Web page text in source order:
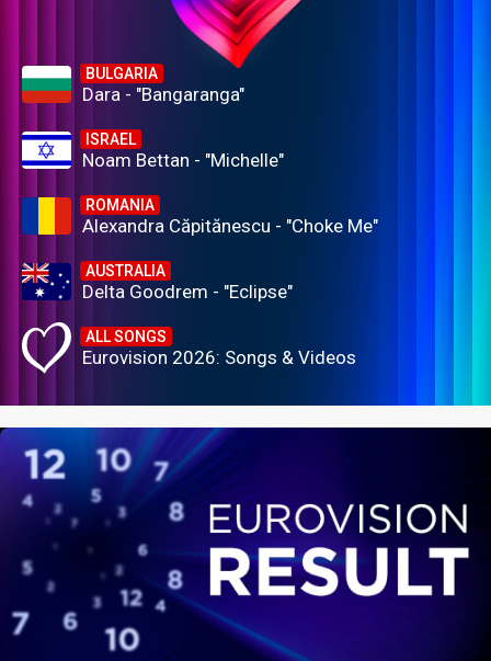
BULGARIA
Dara - "Bangaranga"
ISRAEL
Noam Bettan - "Michelle"
ROMANIA
Alexandra Căpitănescu - "Choke Me"
AUSTRALIA
Delta Goodrem - "Eclipse"
ALL SONGS
Eurovision 2026: Songs & Videos